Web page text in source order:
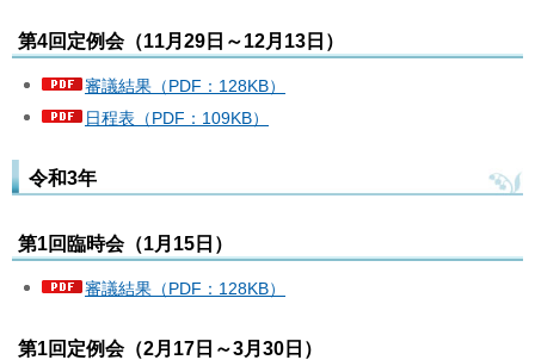
第4回定例会（11月29日～12月13日）
審議結果（PDF：128KB）
日程表（PDF：109KB）
令和3年
第1回臨時会（1月15日）
審議結果（PDF：128KB）
第1回定例会（2月17日～3月30日）